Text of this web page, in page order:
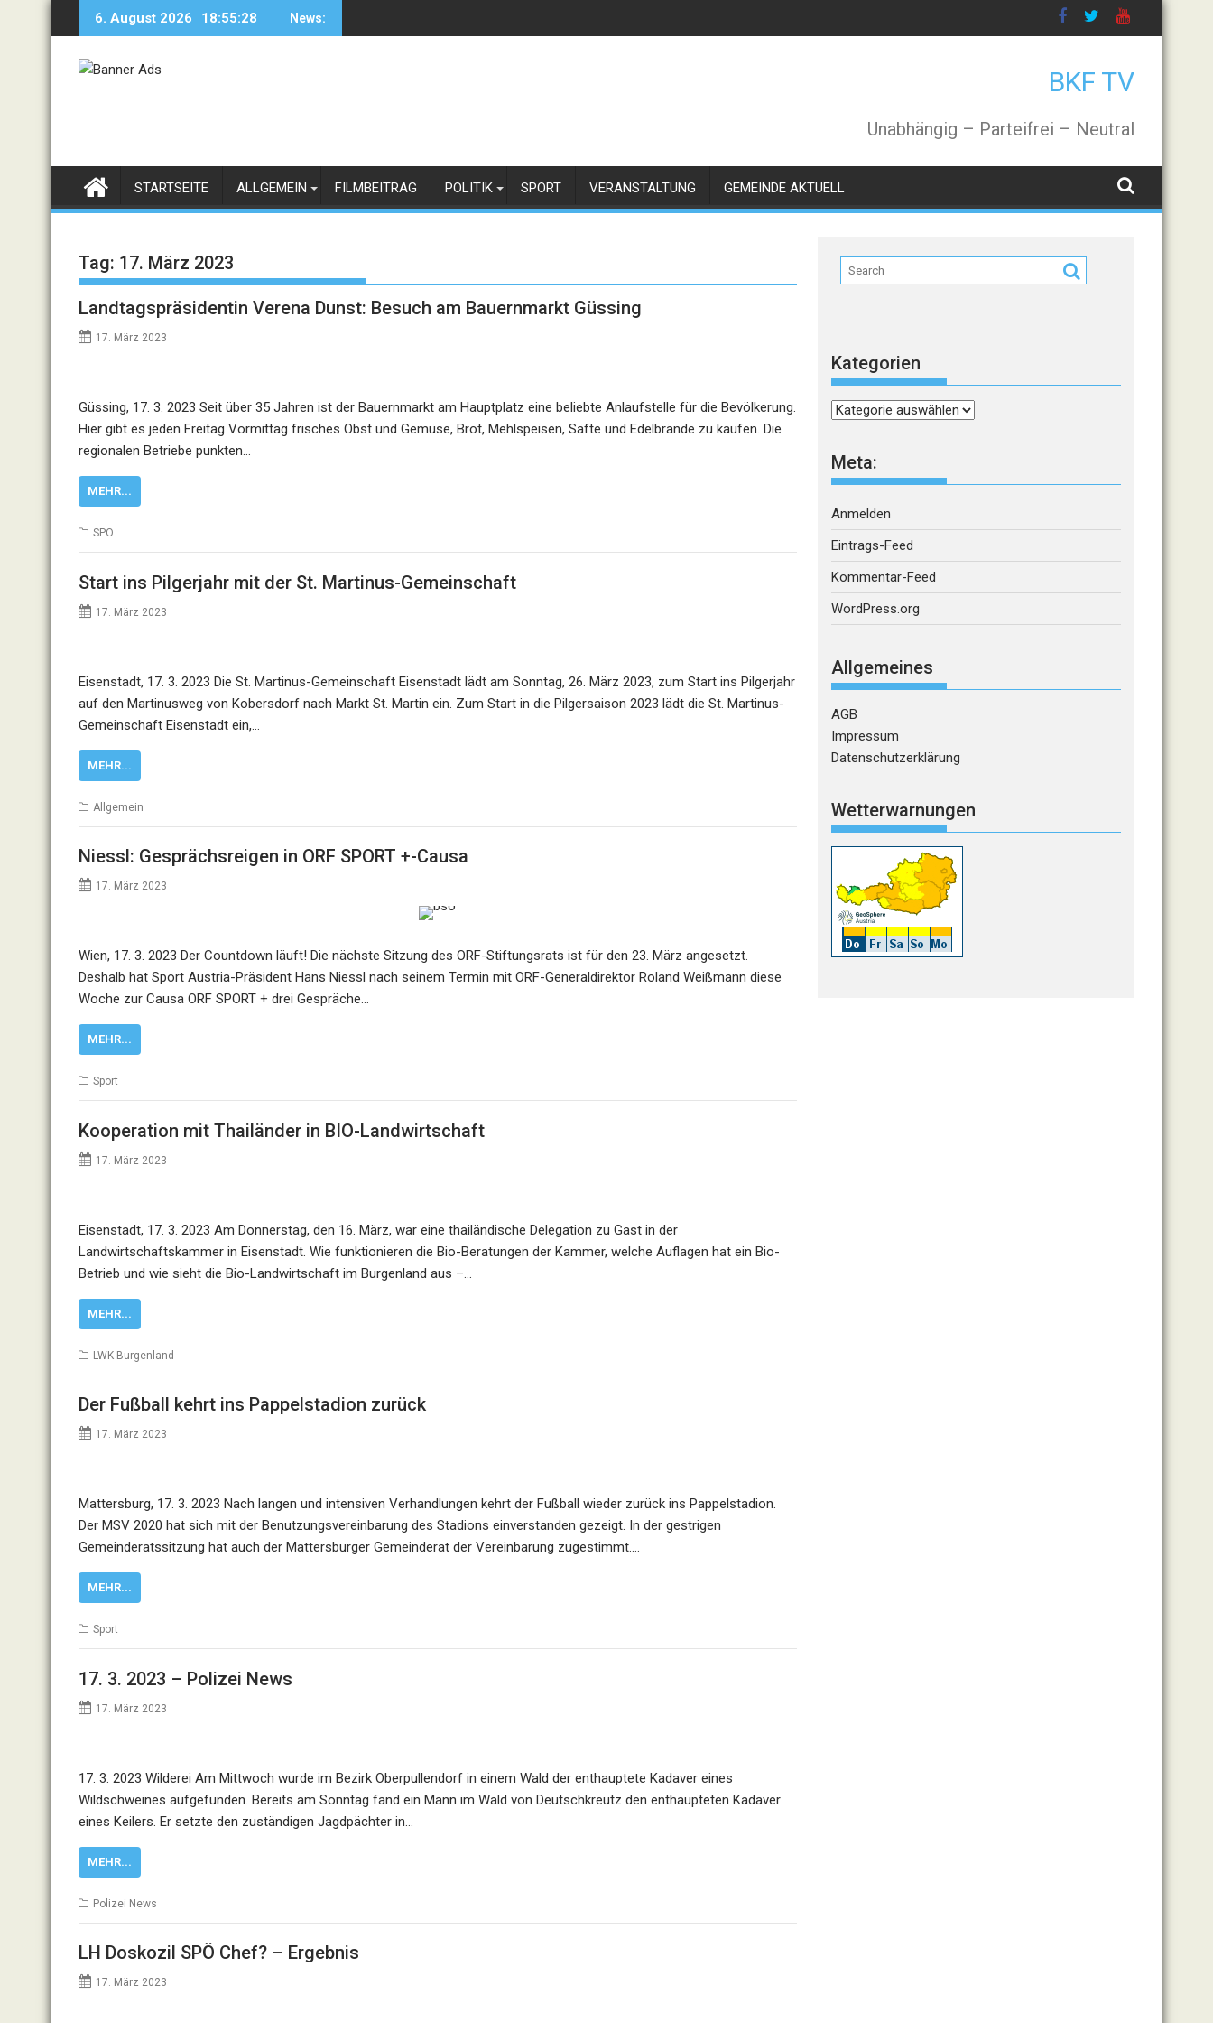
6. August 2026 18:55:28 News:
BKF TV
Unabhängig – Parteifrei – Neutral
STARTSEITE ALLGEMEIN FILMBEITRAG POLITIK SPORT VERANSTALTUNG GEMEINDE AKTUELL
Tag: 17. März 2023
Landtagspräsidentin Verena Dunst: Besuch am Bauernmarkt Güssing
17. März 2023
Güssing, 17. 3. 2023 Seit über 35 Jahren ist der Bauernmarkt am Hauptplatz eine beliebte Anlaufstelle für die Bevölkerung.
Hier gibt es jeden Freitag Vormittag frisches Obst und Gemüse, Brot, Mehlspeisen, Säfte und Edelbrände zu kaufen. Die
regionalen Betriebe punkten…
MEHR...
SPÖ
Start ins Pilgerjahr mit der St. Martinus-Gemeinschaft
17. März 2023
Eisenstadt, 17. 3. 2023 Die St. Martinus-Gemeinschaft Eisenstadt lädt am Sonntag, 26. März 2023, zum Start ins Pilgerjahr
auf den Martinusweg von Kobersdorf nach Markt St. Martin ein. Zum Start in die Pilgersaison 2023 lädt die St. Martinus-
Gemeinschaft Eisenstadt ein,…
MEHR...
Allgemein
Niessl: Gesprächsreigen in ORF SPORT +-Causa
17. März 2023
Wien, 17. 3. 2023 Der Countdown läuft! Die nächste Sitzung des ORF-Stiftungsrats ist für den 23. März angesetzt.
Deshalb hat Sport Austria-Präsident Hans Niessl nach seinem Termin mit ORF-Generaldirektor Roland Weißmann diese
Woche zur Causa ORF SPORT + drei Gespräche…
MEHR...
Sport
Kooperation mit Thailänder in BIO-Landwirtschaft
17. März 2023
Eisenstadt, 17. 3. 2023 Am Donnerstag, den 16. März, war eine thailändische Delegation zu Gast in der
Landwirtschaftskammer in Eisenstadt. Wie funktionieren die Bio-Beratungen der Kammer, welche Auflagen hat ein Bio-
Betrieb und wie sieht die Bio-Landwirtschaft im Burgenland aus –…
MEHR...
LWK Burgenland
Der Fußball kehrt ins Pappelstadion zurück
17. März 2023
Mattersburg, 17. 3. 2023 Nach langen und intensiven Verhandlungen kehrt der Fußball wieder zurück ins Pappelstadion.
Der MSV 2020 hat sich mit der Benutzungsvereinbarung des Stadions einverstanden gezeigt. In der gestrigen
Gemeinderatssitzung hat auch der Mattersburger Gemeinderat der Vereinbarung zugestimmt.…
MEHR...
Sport
17. 3. 2023 – Polizei News
17. März 2023
17. 3. 2023 Wilderei Am Mittwoch wurde im Bezirk Oberpullendorf in einem Wald der enthauptete Kadaver eines
Wildschweines aufgefunden. Bereits am Sonntag fand ein Mann im Wald von Deutschkreutz den enthaupteten Kadaver
eines Keilers. Er setzte den zuständigen Jagdpächter in…
MEHR...
Polizei News
LH Doskozil SPÖ Chef? – Ergebnis
17. März 2023
Kategorien
Kategorien
Meta:
Anmelden
Eintrags-Feed
Kommentar-Feed
WordPress.org
Allgemeines
AGB
Impressum
Datenschutzerklärung
Wetterwarnungen